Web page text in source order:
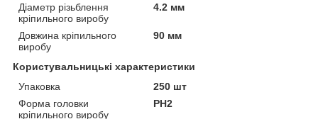
Діаметр різьблення
кріпильного виробу
4.2 мм
Довжина кріпильного
виробу
90 мм
Користувальницькі характеристики
Упаковка
250 шт
Форма головки
кріпильного виробу
PH2